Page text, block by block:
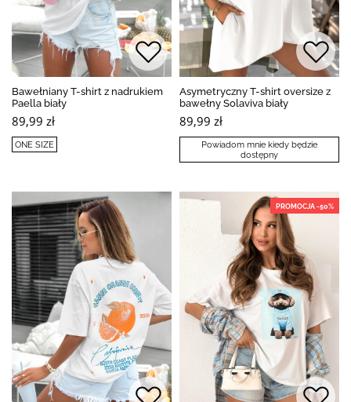
Bawełniany T-shirt z nadrukiem
Paella biały
89,99 zł
ONE SIZE
Asymetryczny T-shirt oversize z
bawełny Solaviva biały
89,99 zł
Powiadom mnie kiedy będzie
dostępny
PROMOCJA -50%